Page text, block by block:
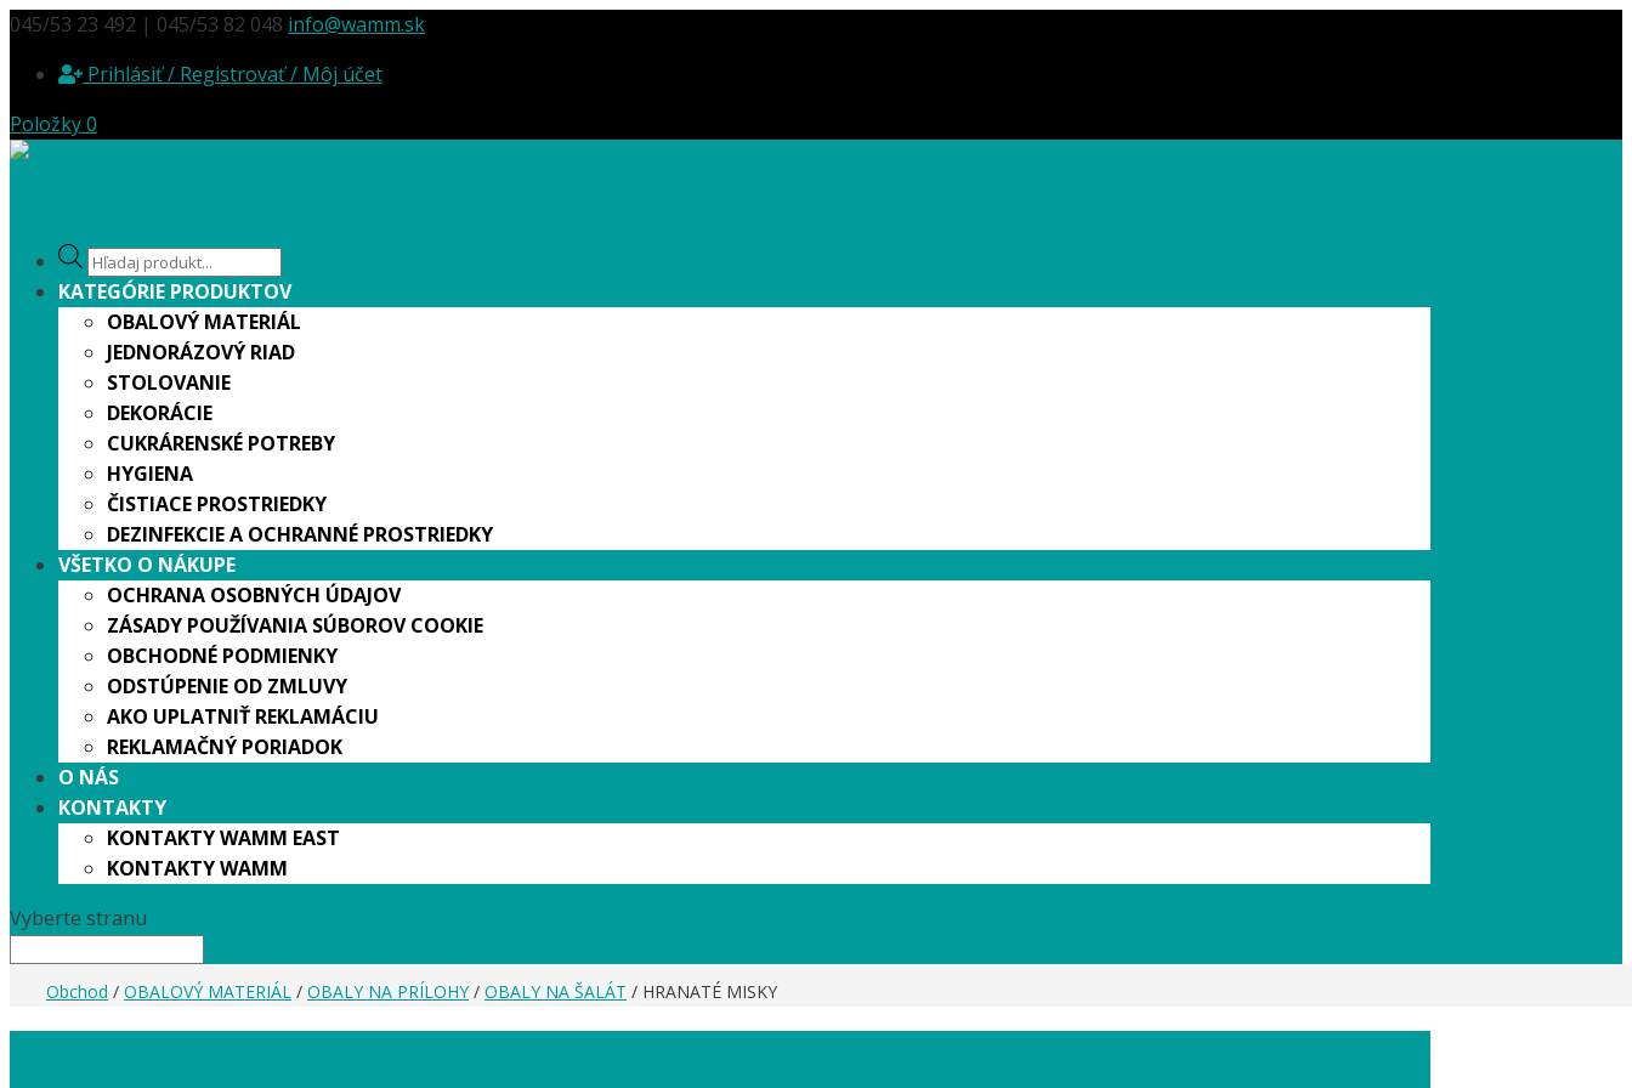
045/53 23 492 | 045/53 82 048 info@wamm.sk
Prihlásiť / Registrovať / Môj účet
Položky 0
Products
search
KATEGÓRIE PRODUKTOV
OBALOVÝ MATERIÁL
JEDNORÁZOVÝ RIAD
STOLOVANIE
DEKORÁCIE
CUKRÁRENSKÉ POTREBY
HYGIENA
ČISTIACE PROSTRIEDKY
DEZINFEKCIE A OCHRANNÉ PROSTRIEDKY
VŠETKO O NÁKUPE
OCHRANA OSOBNÝCH ÚDAJOV
ZÁSADY POUŽÍVANIA SÚBOROV COOKIE
OBCHODNÉ PODMIENKY
ODSTÚPENIE OD ZMLUVY
AKO UPLATNIŤ REKLAMÁCIU
REKLAMAČNÝ PORIADOK
O NÁS
KONTAKTY
KONTAKTY WAMM EAST
KONTAKTY WAMM
Vyberte stranu
Obchod / OBALOVÝ MATERIÁL / OBALY NA PRÍLOHY/ OBALY NA ŠALÁT / HRANATÉ MISKY